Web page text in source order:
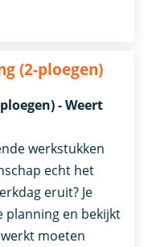
(2-ploegen)
- Weert
werkstukken
echt het
eruit? Je
planning en bekijkt
moeten